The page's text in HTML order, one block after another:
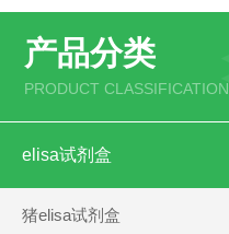
产品分类
PRODUCT CLASSIFICATION
elisa试剂盒
猪elisa试剂盒